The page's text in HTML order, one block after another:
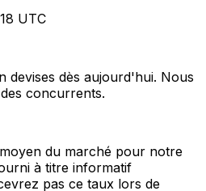
UTC
devises dès aujourd'hui. Nous
concurrents.
du marché pour notre
à titre informatif
pas ce taux lors de